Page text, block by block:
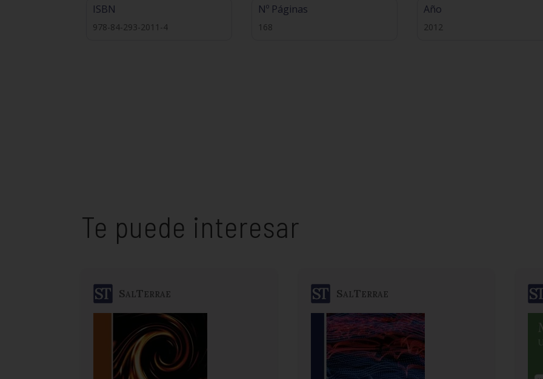
ISBN
978-84-293-2011-4
Nº Páginas
168
Año
2012
Te puede interesar
SalTerrae SalTerrae